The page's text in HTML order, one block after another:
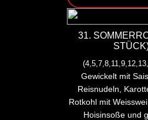
31.
Gewickelt mit
Reisnudeln,
Rotkohl mit
Hoisinsoße und